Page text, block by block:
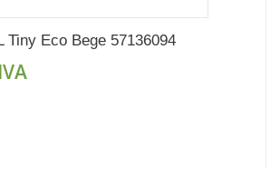
Tiny Eco Bege 57136094